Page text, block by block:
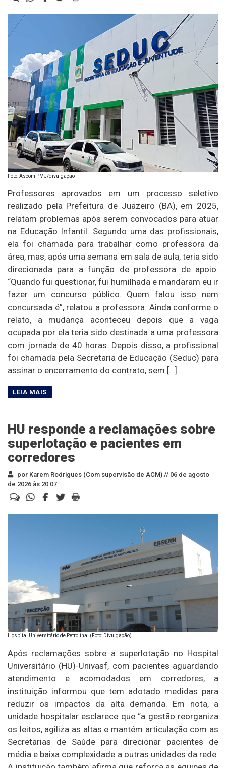
Foto: Ascom PMJ/divulgação
Professores aprovados em um processo seletivo
realizado pela Prefeitura de Juazeiro (BA), em 2025,
relatam problemas após serem convocados para atuar
na Educação Infantil. Segundo uma das profissionais,
ela foi chamada para trabalhar como professora da
área, mas, após uma semana em sala de aula, teria sido
direcionada para a função de professora de apoio.
“Quando fui questionar, fui humilhada e mandaram eu ir
fazer um concurso público. Quem falou isso nem
concursada é”, relatou a professora. Ainda conforme o
relato, a mudança aconteceu depois que a vaga
ocupada por ela teria sido destinada a uma professora
com jornada de 40 horas. Depois disso, a profissional
foi chamada pela Secretaria de Educação (Seduc) para
assinar o encerramento do contrato, sem […]
HU responde a reclamações sobre
superlotação e pacientes em
corredores
por Karem Rodrigues (Com supervisão de ACM) // 06 de agosto
de 2026 às 20:07
Hospital Universitário de Petrolina. (Foto: Divulgação)
Após reclamações sobre a superlotação no Hospital
Universitário (HU)-Univasf, com pacientes aguardando
atendimento e acomodados em corredores, a
instituição informou que tem adotado medidas para
reduzir os impactos da alta demanda. Em nota, a
unidade hospitalar esclarece que “a gestão reorganiza
os leitos, agiliza as altas e mantém articulação com as
Secretarias de Saúde para direcionar pacientes de
média e baixa complexidade a outras unidades da rede.